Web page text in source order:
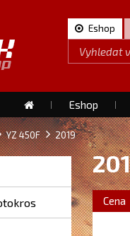
Eshop
Eshop
YZ 450F 2019
Cena